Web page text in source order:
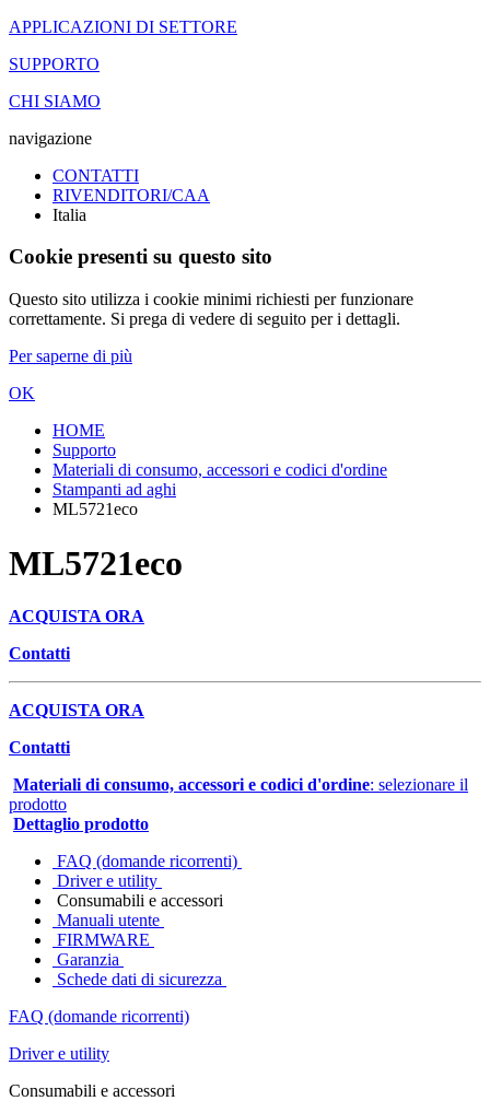
APPLICAZIONI DI SETTORE
SUPPORTO
CHI SIAMO
navigazione
CONTATTI
RIVENDITORI/CAA
Italia
Cookie presenti su questo sito
Questo sito utilizza i cookie minimi richiesti per funzionare
correttamente. Si prega di vedere di seguito per i dettagli.
Per saperne di più
OK
HOME
Supporto
Materiali di consumo, accessori e codici d'ordine
Stampanti ad aghi
ML5721eco
ML5721eco
ACQUISTA ORA
Contatti
ACQUISTA ORA
Contatti
Materiali di consumo, accessori e codici d'ordine: selezionare il
prodotto
Dettaglio prodotto
FAQ (domande ricorrenti)
Driver e utility
Consumabili e accessori
Manuali utente
FIRMWARE
Garanzia
Schede dati di sicurezza
FAQ (domande ricorrenti)
Driver e utility
Consumabili e accessori